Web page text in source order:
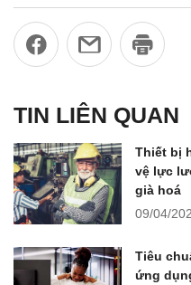
TIN LIÊN QUAN
Thiết bị
vệ lực
già hoá
09/04/
Tiêu
ứng